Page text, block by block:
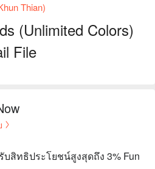
Thian)
(Unlimited Colors)
File
บสิทธิประโยชน์สูงสุดถึง 3% Fun